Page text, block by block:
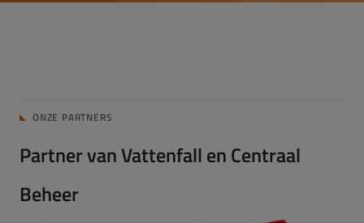
ONZE PARTNERS
Partner van Vattenfall en Centraal
Beheer